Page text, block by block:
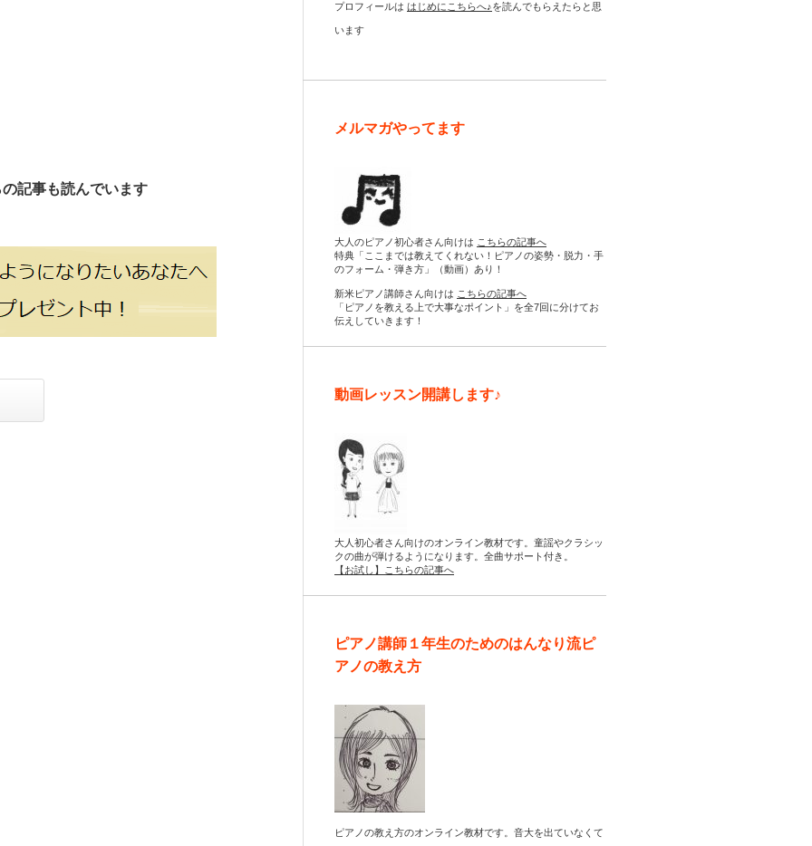
記事も読んでいます
プロフィールは はじめにこちらへ♪を読んでもらえたらと思
います
メルマガやってます
大人のピアノ初心者さん向けは こちらの記事へ
特典「ここまでは教えてくれない！ピアノの姿勢・脱力・手
のフォーム・弾き方」（動画）あり！
新米ピアノ講師さん向けは こちらの記事へ
「ピアノを教える上で大事なポイント」を全7回に分けてお
伝えしていきます！
動画レッスン開講します♪
大人初心者さん向けのオンライン教材です。童謡やクラシッ
クの曲が弾けるようになります。全曲サポート付き。
【お試し】こちらの記事へ
ピアノ講師１年生のためのはんなり流ピ
アノの教え方
ピアノの教え方のオンライン教材です。音大を出ていなくて